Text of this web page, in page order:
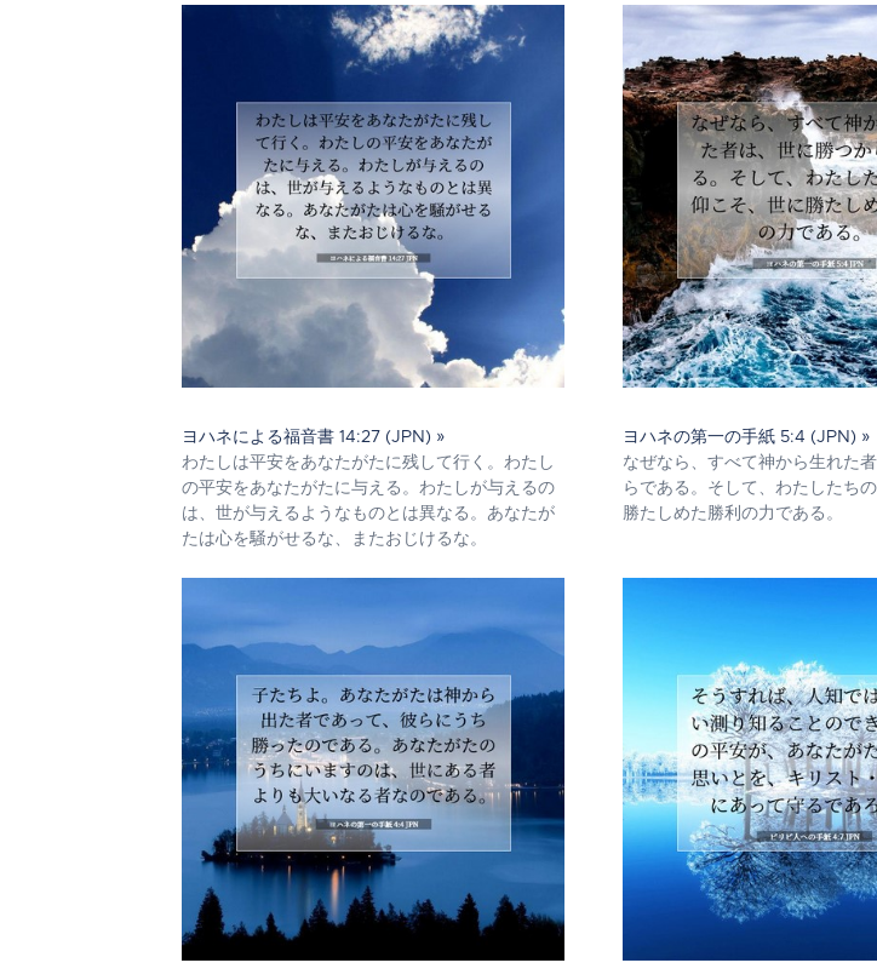
ヨハネによる福音書 14:27 (JPN) »
わたしは平安をあなたがたに残して行く。わたし
の平安をあなたがたに与える。わたしが与えるの
は、世が与えるようなものとは異なる。あなたが
たは心を騒がせるな、またおじけるな。
ヨハネの第一の手紙 5:4 (JPN) »
なぜなら、すべて神から生れた
らである。そして、わたしたち
勝たしめた勝利の力である。